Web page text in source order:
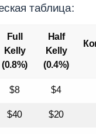
таблица:
Full
Kelly
(0.8%)
Half
Kelly
(0.4%)
$8 $4
$40 $20